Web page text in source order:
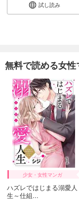
試し読み
無料で読める女性
少女・女性マンガ
ハズレではじまる溺愛人
生～仕組...